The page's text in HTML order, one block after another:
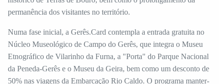
permanência dos visitantes no território.
Numa fase inicial, a Gerês.Card contempla a entrada gratuita no
Núcleo Museológico de Campo do Gerês, que integra o Museu
Etnográfico de Vilarinho da Furna, a "Porta" do Parque Nacional
da Peneda-Gerês e o Museu da Geira, bem como um desconto de
50% nas viagens da Embarcação Rio Caldo. O programa manter-